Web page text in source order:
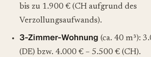
bis zu 1.900 € (CH aufgrund des
Verzollungsaufwands).
3-Zimmer-Wohnung (ca. 40 m³):
(DE) bzw. 4.000 € – 5.500 € (CH).